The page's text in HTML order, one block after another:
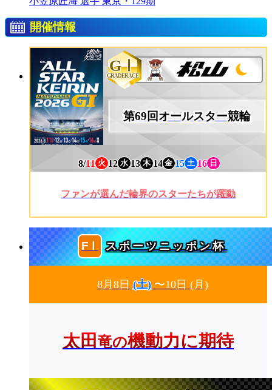
開催情報
GⅠ
GRADERACE
第69回オールスター競輪
8/11 火 12 水 13 木 14 金 15 土 16 日
ファンが選んだ輪界のスターたちが躍動
スポーツニッポン杯
8月8日(土)〜10日 (月)
太田竜の機動力に期待